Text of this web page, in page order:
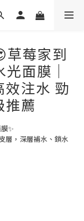
草莓家到
面膜｜
效注水 勁
推薦
✨
層，深層補水、鎖水